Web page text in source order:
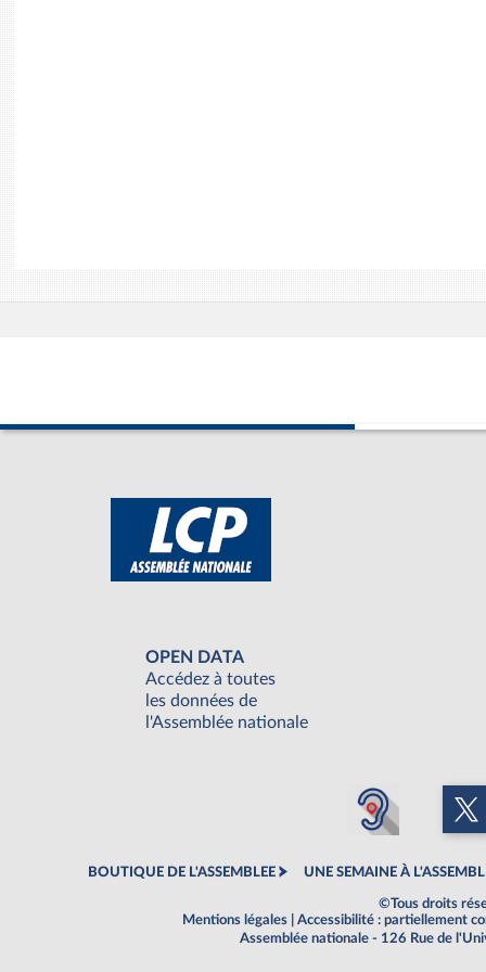
OPEN DATA
Accédez à toutes
les données de
l'Assemblée nationale
BOUTIQUE DE L'ASSEMBLEE UNE SEMAINE À
©Tous droits
Mentions légales
Accessibilité : partiellement
Assemblée nationale - 126 Rue de